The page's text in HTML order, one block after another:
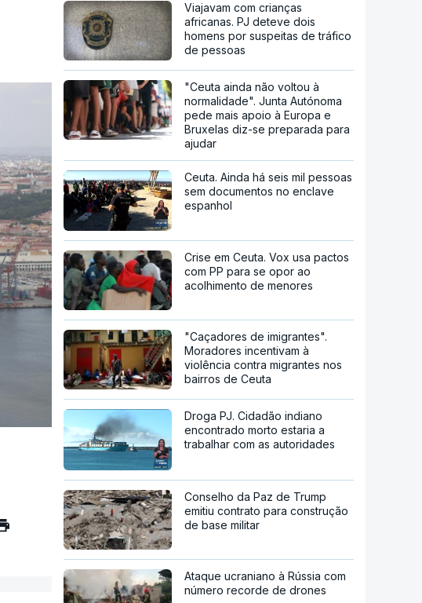
Viajavam com crianças
africanas. PJ deteve dois
homens por suspeitas de tráfico
de pessoas
"Ceuta ainda não voltou à
normalidade". Junta Autónoma
pede mais apoio à Europa e
Bruxelas diz-se preparada para
ajudar
Ceuta. Ainda há seis mil pessoas
sem documentos no enclave
espanhol
Crise em Ceuta. Vox usa pactos
com PP para se opor ao
acolhimento de menores
"Caçadores de imigrantes".
Moradores incentivam à
violência contra migrantes nos
bairros de Ceuta
Droga PJ. Cidadão indiano
encontrado morto estaria a
trabalhar com as autoridades
Conselho da Paz de Trump
emitiu contrato para construção
de base militar
Ataque ucraniano à Rússia com
número recorde de drones